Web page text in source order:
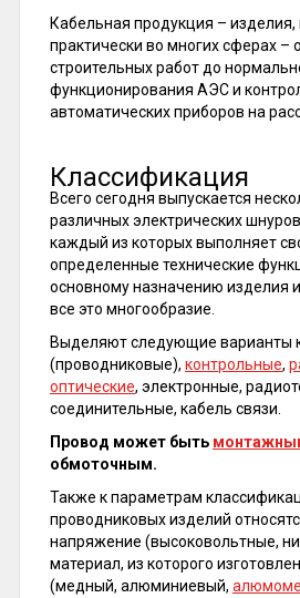
Кабельная продукция –
практически во многих сферах –
строительных работ до
функционирования АЭС и
автоматических приборов на
Классификация
Всего сегодня выпускается
различных электрических
каждый из которых выполняет
определенные технические
основному назначению изделия
все это многообразие.
Выделяют следующие варианты
(проводниковые), контрольные,
оптические, электронные,
соединительные, кабель связи.
Провод может быть
обмоточным.
Также к параметрам
проводниковых изделий
напряжение (высоковольтные,
материал, из которого
(медный, алюминиевый,